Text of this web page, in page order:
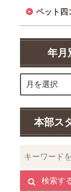
ペット四
年月
本部ス
検索す